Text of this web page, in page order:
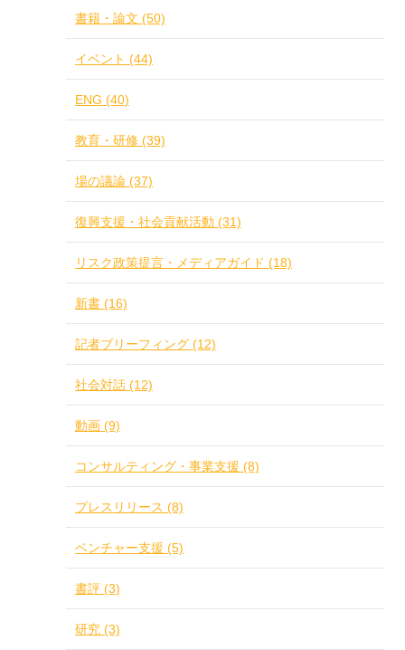
書籍・論文 (50)
イベント (44)
ENG (40)
教育・研修 (39)
場の議論 (37)
復興支援・社会貢献活動 (31)
リスク政策提言・メディアガイド (18)
新書 (16)
記者ブリーフィング (12)
社会対話 (12)
動画 (9)
コンサルティング・事業支援 (8)
プレスリリース (8)
ベンチャー支援 (5)
書評 (3)
研究 (3)